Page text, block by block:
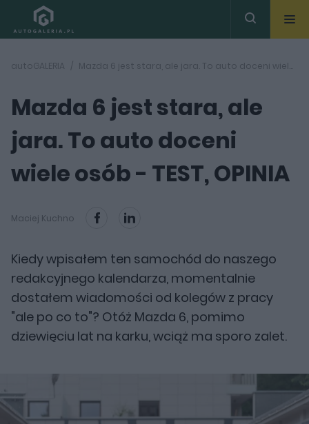
autoGALERIA Mazda 6 jest stara, ale jara. To auto doceni wiele osób - TEST, OPINIA
Mazda 6 jest stara, ale
jara. To auto doceni
wiele osób - TEST, OPINIA
Maciej Kuchno
Kiedy wpisałem ten samochód do naszego
redakcyjnego kalendarza, momentalnie
dostałem wiadomości od kolegów z pracy
"ale po co to"? Otóż Mazda 6, pomimo
dziewięciu lat na karku, wciąż ma sporo zalet.